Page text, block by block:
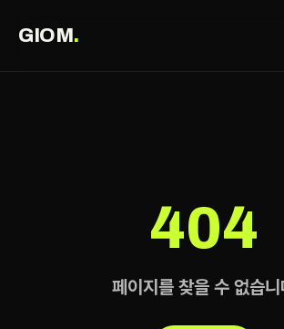
GIOM.
404
페이지를 찾을 수 없습